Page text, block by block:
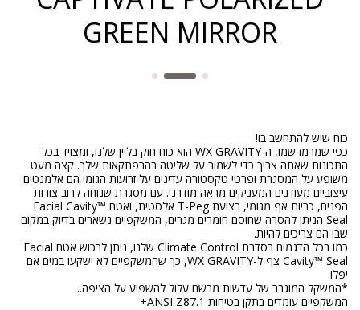
GREEN MIRROR
כפי שמרמז שמו, ה-WX GRAVITY הוא כוח חזק בליין שלנו, ומצויד בכל
התכונות שאתה צריך כדי לשמור על שליטה בהרפתקאות שלך. קצה מעט
משופע על המסגרת ופרטי טקסטורה עדינים על זרועות הגומי הם אלמנטים
עיצוביים מעודנים המעניקים מראה מודרני. עם מסגרת שנוחה לרוב צורות
הפנים, כריות אף מגומי, רצועת T-Peg אלסטית, ואטם Facial Cavity™
Seal הניתן להסרה שחוסם חומרים מגרים, המשקפיים נשארים בדיוק במקום
כמו בכל הדגמים בסדרת Climate Control שלנו, ניתן לרכוש אטם Facial
Cavity™ Seal צף ל-WX GRAVITY, כך שהמשקפיים לא ישקעו במים אם
המשקפיים עומדים בתקן בטיחות ANSI Z87.1+